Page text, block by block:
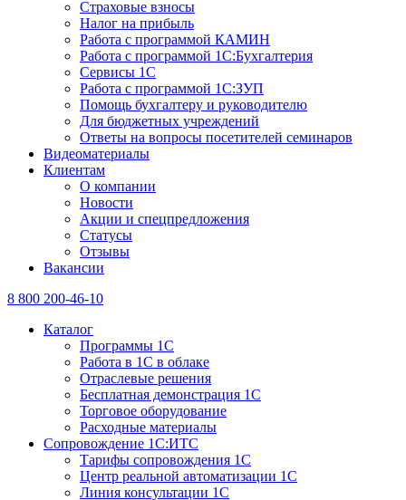
Страховые взносы
Налог на прибыль
Работа с программой КАМИН
Работа с программой 1С:Бухгалтерия
Сервисы 1С
Работа с программой 1С:ЗУП
Помощь бухгалтеру и руководителю
Для бюджетных учреждений
Ответы на вопросы посетителей семинаров
Видеоматериалы
Клиентам
О компании
Новости
Акции и спецпредложения
Статусы
Отзывы
Вакансии
8 800 200-46-10
Каталог
Программы 1С
Работа в 1С в облаке
Отраслевые решения
Бесплатная демонстрация 1С
Торговое оборудование
Расходные материалы
Сопровождение 1С:ИТС
Тарифы сопровождения 1С
Центр реальной автоматизации 1С
Линия консультации 1С